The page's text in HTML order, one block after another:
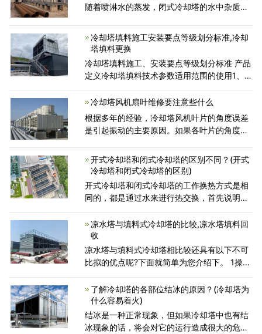
随着喷淋水的蒸发，闭式冷却塔的水中杂质浓
内水垢就会产生。并且还会出现，挡水板以及
镀镁铝锌板表面的覆盖
冷却塔填料施工安装要点等级划分标准,冷却
塔填料更换
冷却塔填料施工、安装要点等级划分标准 产品
定义冷却塔填料技术参数适用范围的使用1、噪
声为标准测定值，冷却塔填料距塔壁直径远，
距基础1.5米高；您可以学习的 需要注意什么
2、标准设计工
冷却塔风机扇叶维修要注意些什么
根据多年的经验，冷却塔风机叶片的角度误差
是引起振动的主要原因。如果各叶片的角度误
上的载荷也会不同，从而导致风机的振动。叶
子不平衡。该冷却塔
开式冷却塔和闭式冷却塔的区别不同？(开式
冷却塔和闭式冷却塔的区别)
开式冷却塔和闭式冷却塔的工作换热方式是相
同的，都是通过水来进行热交换，首先说明，
却塔和闭式冷却塔的设计结构是截然不同的，
并且循环的过程也不相
凉水塔与填料式冷却塔的比较,凉水塔填料回
收
凉水塔与填料式冷却塔相比较还具有以下不可
比拟的优点呢?下面就简单为您介绍下。 1操作
于工作状态。 2使用安全、易维护：因本产品
无电动风机，杜绝
了解冷却塔的各部位结冰的原因？(冷却塔为
什么容易着火)
结冰是一种正常现象，但如果冷却塔中也有结
冰现象的话，将会对它的运行造成很大的危